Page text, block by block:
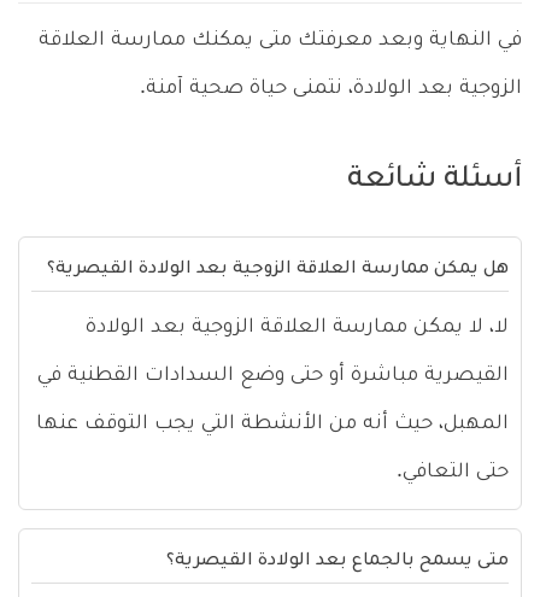
في النهاية وبعد معرفتك متى يمكنك ممارسة العلاقة
الزوجية بعد الولادة، نتمنى حياة صحية آمنة.
أسئلة شائعة
هل يمكن ممارسة العلاقة الزوجية بعد الولادة القيصرية؟
لا، لا يمكن ممارسة العلاقة الزوجية بعد الولادة
القيصرية مباشرة أو حتى وضع السدادات القطنية في
المهبل، حيث أنه من الأنشطة التي يجب التوقف عنها
حتى التعافي.
متى يسمح بالجماع بعد الولادة القيصرية؟